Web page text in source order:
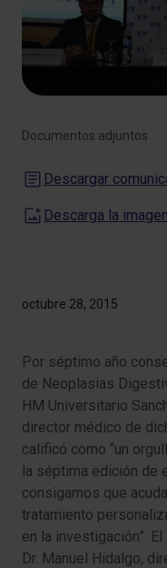
octubre 28, 2015
Por séptimo año
de Neoplasias
HM Universitario
director médico de
calificó como “un
la séptima edición de
consigamos que
tratamiento
en la investigación”.
Dr. Manuel Hidalgo,
Documentos adjuntos
Descargar
Descarga la imagen